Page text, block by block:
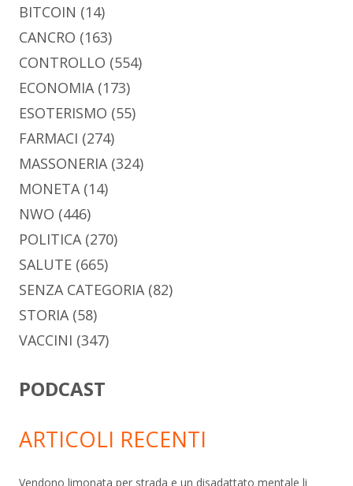
BITCOIN (14)
CANCRO (163)
CONTROLLO (554)
ECONOMIA (173)
ESOTERISMO (55)
FARMACI (274)
MASSONERIA (324)
MONETA (14)
NWO (446)
POLITICA (270)
SALUTE (665)
SENZA CATEGORIA (82)
STORIA (58)
VACCINI (347)
PODCAST
ARTICOLI RECENTI
Vendono limonata per strada e un disadattato mentale li